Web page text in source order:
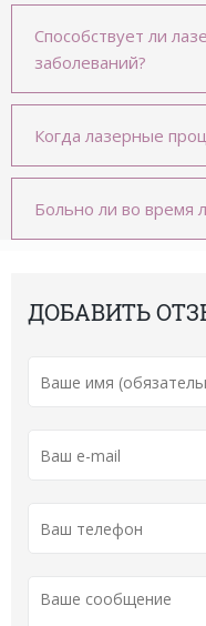
Способствует ли
заболеваний?
Когда лазерные
Больно ли во время
ДОБАВИТЬ